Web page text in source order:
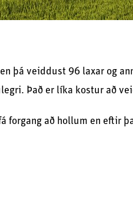
þá veiddust 96 laxar og
Það er líka kostur að
forgang að hollum en eftir